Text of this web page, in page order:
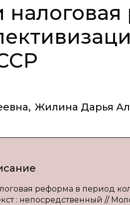
, Жилина Дарья
реформа в период
: непосредственный //